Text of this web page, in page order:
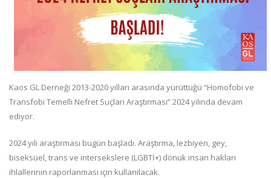
Kaos GL Derneği 2013-2020 yılları arasında yürüttüğü “Homofobi ve
Transfobi Temelli Nefret Suçları Araştırması” 2024 yılında devam
ediyor.
2024 yılı araştırması bugün başladı. Araştırma, lezbiyen, gey,
biseksüel, trans ve intersekslere (LGBTİ+) dönük insan hakları
ihlallerinin raporlanması için kullanılacak.